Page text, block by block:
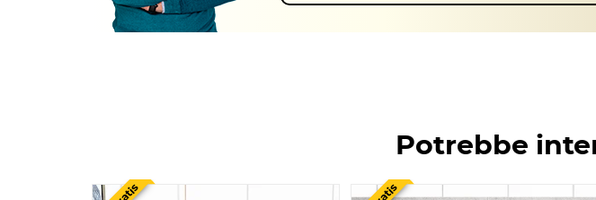
Rosso granato
Rovere niagara
La semplicità compositiva della reception Point permette una
Potrebbe